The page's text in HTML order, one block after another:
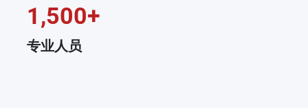
1,500+
专业人员